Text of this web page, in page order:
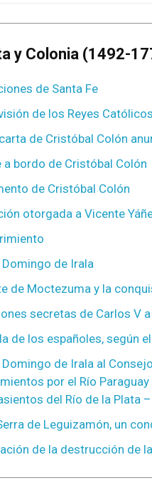
y Colonia (1492-
de Santa Fe
de los Reyes Católicos
de Cristóbal Colón
a bordo de Cristóbal Colón
de Cristóbal Colón
otorgada a Vicente
Domingo de Irala
de Moctezuma y la
secretas de Carlos V a
de los españoles, según
Domingo de Irala al
por el Río
del Río de la Plata
de Leguizamón, un
de la destrucción de